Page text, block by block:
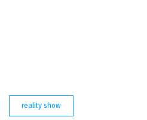
reality show